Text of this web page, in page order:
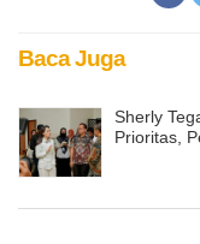
Baca Juga
Sherly
Prioritas,